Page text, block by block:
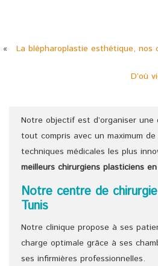
« La blépharoplastie esthétique, nos
D’où
Notre objectif est d’organiser
tout compris avec un maximum
techniques médicales les plus
meilleurs chirurgiens plasticiens
Notre centre de
Tunis
Notre clinique propose à ses
charge optimale grâce à ses
ses infirmières professionnelles.